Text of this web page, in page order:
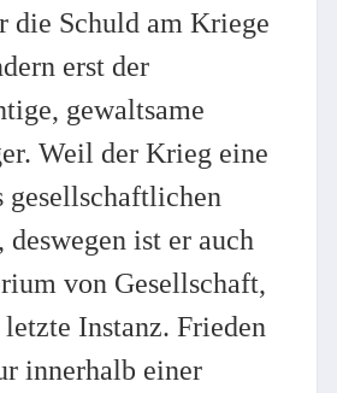
die Schuld am Kriege
erst der
gewaltsame
Weil der Krieg eine
gesellschaftlichen
deswegen ist er auch
von Gesellschaft,
Instanz. Frieden
innerhalb einer